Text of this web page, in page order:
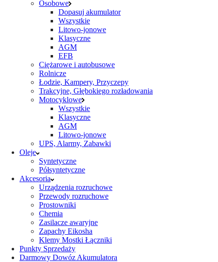
Osobowe
Dopasuj akumulator
Wszystkie
Litowo-jonowe
Klasyczne
AGM
EFB
Ciężarowe i autobusowe
Rolnicze
Łodzie, Kampery, Przyczepy
Trakcyjne, Głębokiego rozładowania
Motocyklowe
Wszystkie
Klasyczne
AGM
Litowo-jonowe
UPS, Alarmy, Zabawki
Oleje
Syntetyczne
Półsyntetyczne
Akcesoria
Urządzenia rozruchowe
Przewody rozruchowe
Prostowniki
Chemia
Zasilacze awaryjne
Zapachy Eikosha
Klemy Mostki Łączniki
Punkty Sprzedaży
Darmowy Dowóz Akumulatora